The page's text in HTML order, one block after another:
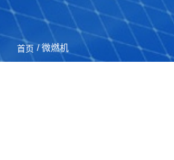
首页 / 微燃机